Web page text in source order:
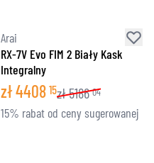
Arai
RX-7V Evo FIM 2 Biały Kask
Integralny
zł4408 15zł5186 04
15% rabat od ceny sugerowanej